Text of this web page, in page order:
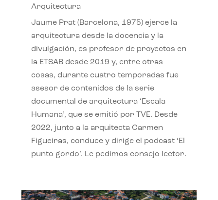
Arquitectura
Jaume Prat (Barcelona, 1975) ejerce la
arquitectura desde la docencia y la
divulgación, es profesor de proyectos en
la ETSAB desde 2019 y, entre otras
cosas, durante cuatro temporadas fue
asesor de contenidos de la serie
documental de arquitectura ‘Escala
Humana’, que se emitió por TVE. Desde
2022, junto a la arquitecta Carmen
Figueiras, conduce y dirige el podcast ‘El
punto gordo’. Le pedimos consejo lector.